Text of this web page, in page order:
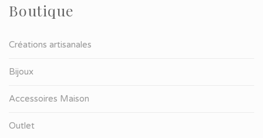
Boutique
Créations artisanales
Bijoux
Accessoires Maison
Outlet